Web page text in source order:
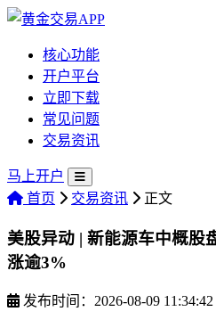
核心功能
开户平台
立即下载
常见问题
交易资讯
马上开户
首页
交易资讯 正文
美股异动 | 新能源车中概股
涨逾3%
发布时间：2026-08-09 11:34:42